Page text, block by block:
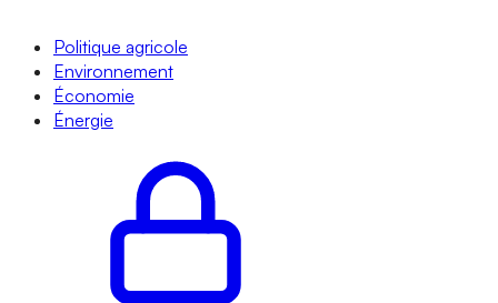
Politique agricole
Environnement
Économie
Énergie